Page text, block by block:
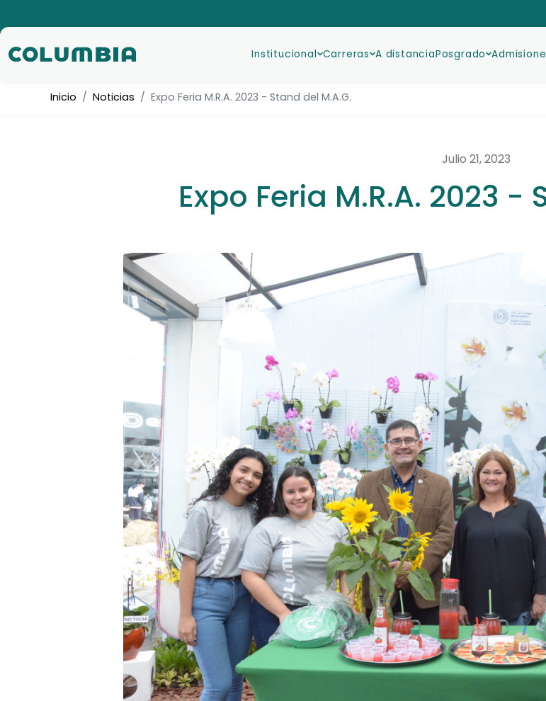
Institucional Carreras A distanciaPosgrado
Inicio Noticias Expo Feria M.R.A. 2023 - Stand del M.A.G.
Julio 21, 2023
Expo Feria M.R.A. 2023 -